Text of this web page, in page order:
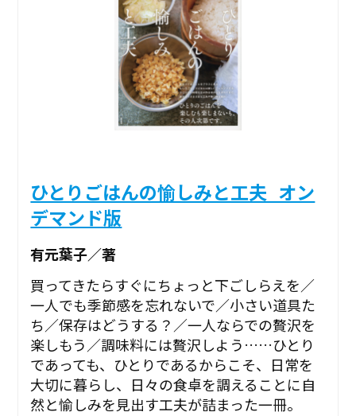
ひとりごはんの愉しみと工夫_オン
デマンド版
有元葉子／著
買ってきたらすぐにちょっと下ごしらえを／
一人でも季節感を忘れないで／小さい道具た
ち／保存はどうする？／一人ならでの贅沢を
楽しもう／調味料には贅沢しよう……ひとり
であっても、ひとりであるからこそ、日常を
大切に暮らし、日々の食卓を調えることに自
然と愉しみを見出す工夫が詰まった一冊。